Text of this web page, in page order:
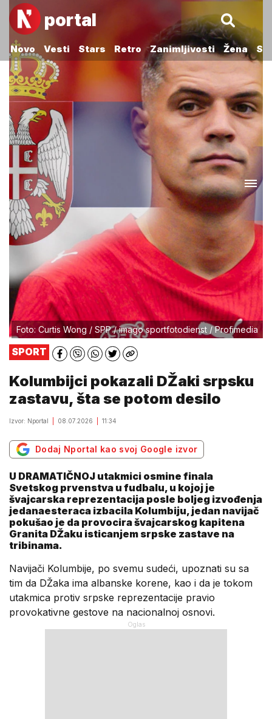
portal
Novo Vesti Stars Retro Zanimljivosti Žena
Foto: Curtis Wong / SPP / imago sportfotodienst / Profimedia
SPORT
Kolumbijci pokazali DŽaki srpsku
zastavu, šta se potom desilo
Izvor: Nportal 08.07.2026 11:34
Dodaj Nportal kao svoj Google izvor
U DRAMATIČNOJ utakmici osmine finala
Svetskog prvenstva u fudbalu, u kojoj je
švajcarska reprezentacija posle boljeg izvođenja
jedanaesteraca izbacila Kolumbiju, jedan navijač
pokušao je da provocira švajcarskog kapitena
Granita DŽaku isticanjem srpske zastave na
tribinama.
Navijači Kolumbije, po svemu sudeći, upoznati su sa
tim da DŽaka ima albanske korene, kao i da je tokom
utakmica protiv srpske reprezentacije pravio
provokativne gestove na nacionalnoj osnovi.